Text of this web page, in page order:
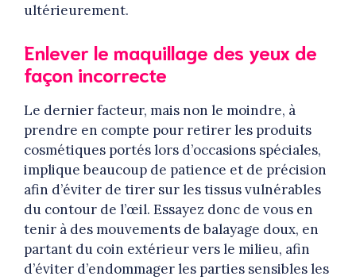
ultérieurement.
Enlever le maquillage des yeux de
façon incorrecte
Le dernier facteur, mais non le moindre, à
prendre en compte pour retirer les produits
cosmétiques portés lors d’occasions spéciales,
implique beaucoup de patience et de précision
afin d’éviter de tirer sur les tissus vulnérables
du contour de l’œil. Essayez donc de vous en
tenir à des mouvements de balayage doux, en
partant du coin extérieur vers le milieu, afin
d’éviter d’endommager les parties sensibles les